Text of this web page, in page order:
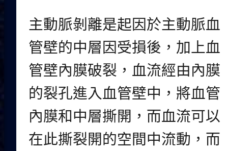
主動脈剝離是起因於主動脈血
管壁的中層因受損後，加上血
管壁內膜破裂，血流經由內膜
的裂孔進入血管壁中，將血管
內膜和中層撕開，而血流可以
在此撕裂開的空間中流動，而